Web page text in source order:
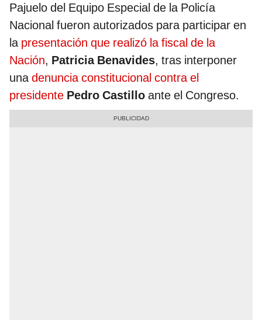
Pajuelo del Equipo Especial de la Policía
Nacional fueron autorizados para participar en
la presentación que realizó la fiscal de la
Nación, Patricia Benavides, tras interponer
unadenuncia constitucional contra el
presidente Pedro Castillo ante el Congreso.